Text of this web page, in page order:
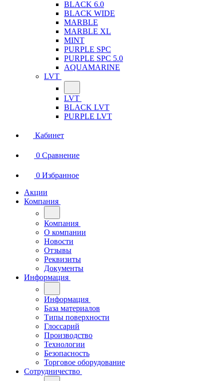
BLACK 6.0
BLACK WIDE
MARBLE
MARBLE XL
MINT
PURPLE SPC
PURPLE SPC 5.0
AQUAMARINE
LVT
LVT
BLACK LVT
PURPLE LVT
Кабинет
0 Сравнение
0 Избранное
Акции
Компания
Компания
О компании
Новости
Отзывы
Реквизиты
Документы
Информация
Информация
База материалов
Типы поверхности
Глоссарий
Производство
Технологии
Безопасность
Торговое оборудование
Сотрудничество